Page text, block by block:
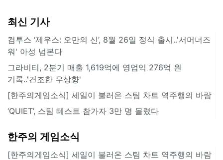
최신 기사
컴투스 ‘제우스: 오만의 신’, 8월 26일 정식 출시..'서머너즈
워' 아성 넘본다
그라비티, 2분기 매출 1,619억에 영업익 276억 원
기록..'견조한 우상향'
[한주의게임소식] 세일이 불러온 스팀 차트 역주행의 바람
‘QUIET’, 스팀 테스트 참가자 3만 명 몰렸다
한주의 게임소식
[한주의게임소식] 세일이 불러온 스팀 차트 역주행의 바람